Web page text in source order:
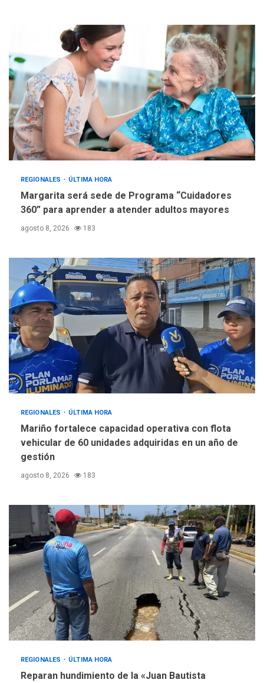
trabajan en diplomado para
creación y manejo de
estadísticas de turismo
REGIONALES ÚLTIMA HORA
Margarita será sede de Programa “Cuidadores
360” para aprender a atender adultos mayores
agosto 8, 2026 183
REGIONALES ÚLTIMA HORA
Mariño fortalece capacidad operativa con flota
vehicular de 60 unidades adquiridas en un año de
gestión
agosto 8, 2026 183
REGIONALES ÚLTIMA HORA
Reparan hundimiento de la «Juan Bautista